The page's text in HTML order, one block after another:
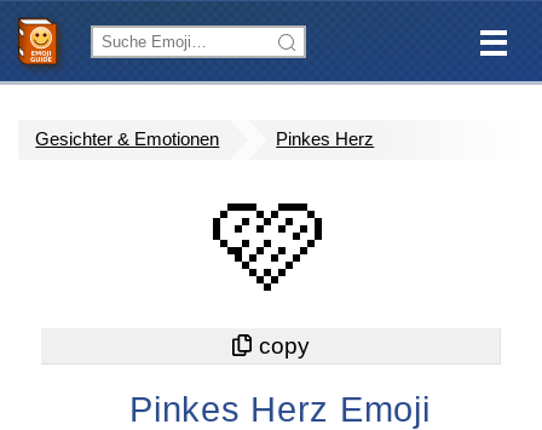
Gesichter & Emotionen Pinkes Herz
🩷
Pinkes Herz Emoji